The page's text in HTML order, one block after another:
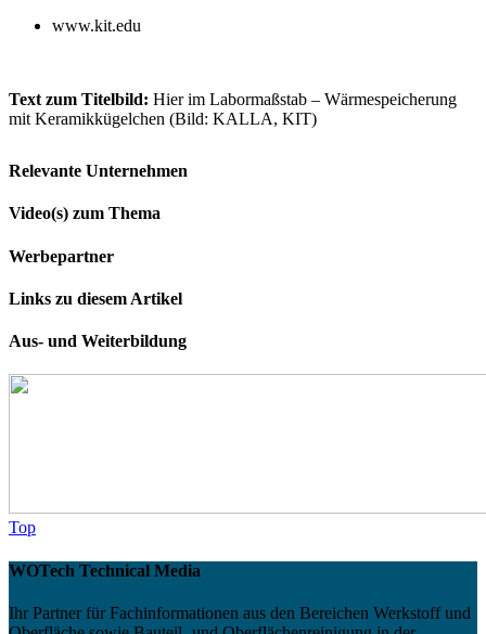
www.kit.edu
Text zum Titelbild: Hier im Labormaßstab – Wärmespeicherung
mit Keramikkügelchen (Bild: KALLA, KIT)
Relevante Unternehmen
Video(s) zum Thema
Werbepartner
Links zu diesem Artikel
Aus- und Weiterbildung
Top
WOTech Technical Media
Ihr Partner für Fachinformationen aus den Bereichen Werkstoff und